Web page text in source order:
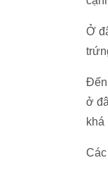
Ở
Đến
ở
khá